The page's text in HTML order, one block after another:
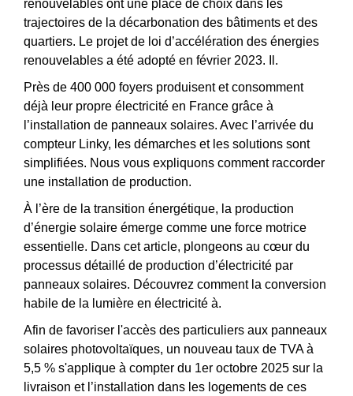
renouvelables ont une place de choix dans les
trajectoires de la décarbonation des bâtiments et des
quartiers. Le projet de loi d’accélération des énergies
renouvelables a été adopté en février 2023. Il.
Près de 400 000 foyers produisent et consomment
déjà leur propre électricité en France grâce à
l’installation de panneaux solaires. Avec l’arrivée du
compteur Linky, les démarches et les solutions sont
simplifiées. Nous vous expliquons comment raccorder
une installation de production.
À l’ère de la transition énergétique, la production
d’énergie solaire émerge comme une force motrice
essentielle. Dans cet article, plongeons au cœur du
processus détaillé de production d’électricité par
panneaux solaires. Découvrez comment la conversion
habile de la lumière en électricité à.
Afin de favoriser l'accès des particuliers aux panneaux
solaires photovoltaïques, un nouveau taux de TVA à
5,5 % s'applique à compter du 1er octobre 2025 sur la
livraison et l’installation dans les logements de ces